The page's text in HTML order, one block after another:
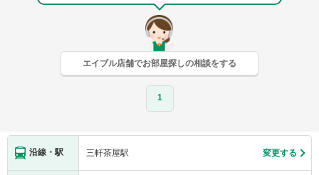
エイブル店舗でお部屋探しの相談をする
1
沿線・駅 三軒茶屋駅 変更する